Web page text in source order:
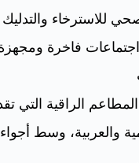
للاسترخاء والتدليك
فاخرة
المطاعم الراقية التي
والعربية، وسط